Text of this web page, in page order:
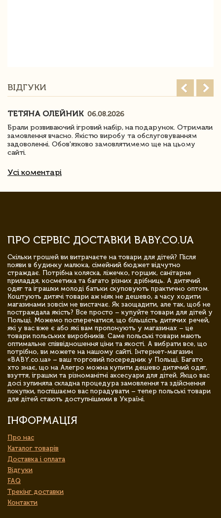
ВІДГУКИ
ТЕТЯНА ОЛЕЙНИК 06.08.2026
Брали розвиваючий ігровий набір, на подарунок. Отримали
замовлення вчасно. Якістю виробу та обслуговуванням
задоволенні. Обов'язково замовлятимемо ще на цьому
сайті.
Усі коментарі
ПРО СЕРВІС ДОСТАВКИ BABY.CO.UA
Скільки грошей ви витрачаєте на товари для дітей? Після
появи в будинку малюка, сімейний бюджет відчутно
страждає. Потрібна коляска, ліжечко, горщик, санітарне
приладдя, косметика та багато різних дрібниць. А дитячий
одяг та іграшки молоді батьки скуповують практично оптом.
Коштують дитячі товари аж ніяк не дешево, а часу ходити
магазинами зовсім не вистачає. Як заощадити, але так, щоб не
постраждала якість? Все просто – купуйте товари для дітей у
Польщі. Можемо посперечатися, що більшість дитячих речей,
які у вас вже є або які вам пропонують у магазинах – це
товари польських виробників. Саме польські товари мають
оптимальне співвідношення ціни та якості. А вибрати все, що
потрібно, ви можете на нашому сайті. Інтернет-магазин
«BABY.co.ua» – ваш торговий посередник у Польщі. Багато
хто знає, що на Алегро можна купити дешево дитячий одяг,
взуття, іграшки та різноманітні аксесуари для дітей. Якщо вас
досі зупиняла складна процедура замовлення та здійснення
покупки, поспішаємо вас порадувати – тепер польські товари
для дітей стають доступнішими в Україні.
ІНФОРМАЦІЯ
Про нас
Каталог товарів
Доставка і оплата
Відгуки
FAQ
Трекінг доставки
Контакти